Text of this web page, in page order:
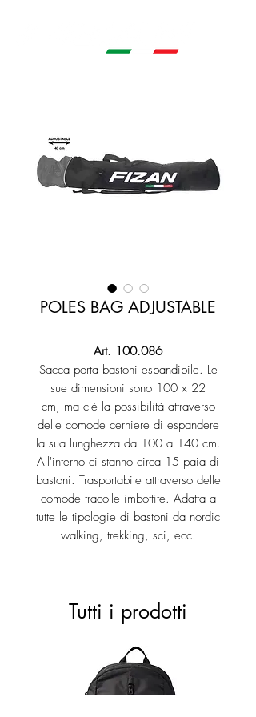
POLES BAG ADJUSTABLE
Art. 100.086
Sacca porta bastoni espandibile. Le
sue dimensioni sono 100 x 22
cm, ma c'è la possibilità attraverso
delle comode cerniere di espandere
la sua lunghezza da 100 a 140 cm.
All'interno ci stanno circa 15 paia di
bastoni. Trasportabile attraverso delle
comode tracolle imbottite. Adatta a
tutte le tipologie di bastoni da nordic
walking, trekking, sci, ecc.
Tutti i prodotti